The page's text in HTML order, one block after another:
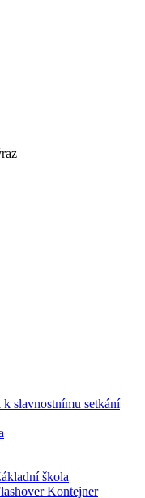
k slavnostnímu setkání
škola
Kontejner